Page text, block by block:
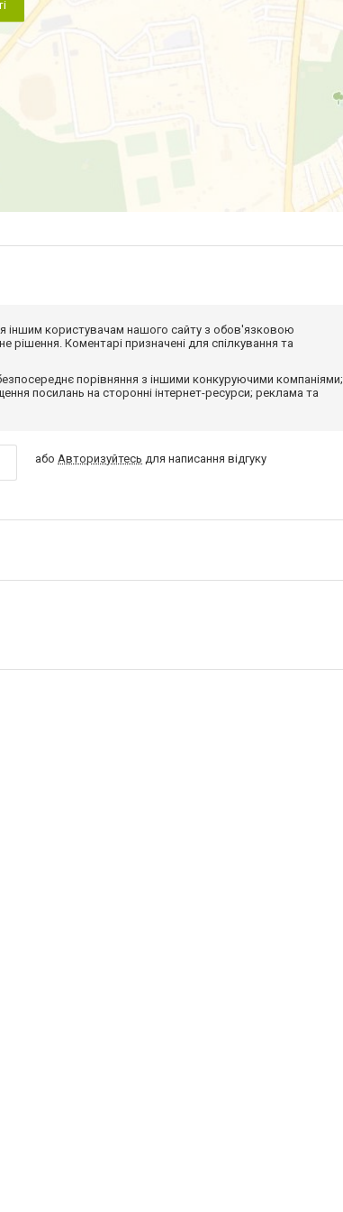
іншим користувачам нашого сайту з обов'язковою
Коментарі призначені для спілкування та
порівняння з іншими конкуруючими компаніями;
посилань на сторонні інтернет-ресурси; реклама та
абоАвторизуйтесь для написання відгуку